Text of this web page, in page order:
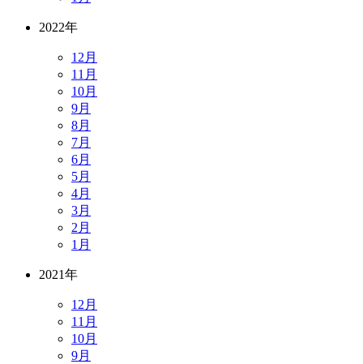
2022年
12月
11月
10月
9月
8月
7月
6月
5月
4月
3月
2月
1月
2021年
12月
11月
10月
9月